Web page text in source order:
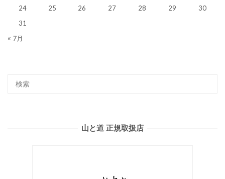
24 25 26 27 28 29
30
31
« 7月
山と道 正規取扱店